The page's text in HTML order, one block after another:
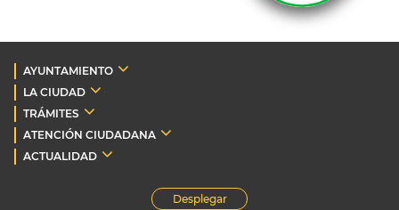
AYUNTAMIENTO
LA CIUDAD
TRÁMITES
ATENCIÓN CIUDADANA
ACTUALIDAD
Desplegar